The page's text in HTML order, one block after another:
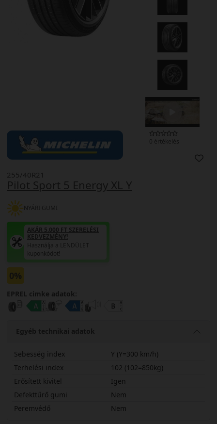
0 értékelés
Pilot Sport 5 Energy XL Y
255/40R21
NYÁRI GUMI
AKÁR 5.000 FT SZERELÉSI
KEDVEZMÉNY!
Használja a LENDÜLET
kuponkódot!
0%
EPREL cimke adatok:
Egyéb technikai adatok
Sebesség index
Y (Y=300 km/h)
Terhelési index
102 (102=850kg)
Erősített kivitel
Igen
Defekttűrő gumi
Nem
Peremvédő
Nem